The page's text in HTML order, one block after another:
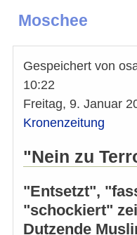
Moschee
Gespeichert von
10:22
Freitag, 9. Januar
Kronenzeitung
"Nein zu
"Entsetzt",
"schockiert"
Dutzende